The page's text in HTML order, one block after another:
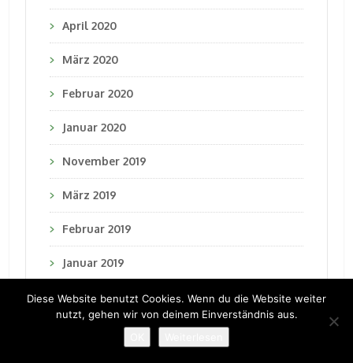
April 2020
März 2020
Februar 2020
Januar 2020
November 2019
März 2019
Februar 2019
Januar 2019
Dezember 2018
November 2018
Diese Website benutzt Cookies. Wenn du die Website weiter
nutzt, gehen wir von deinem Einverständnis aus.